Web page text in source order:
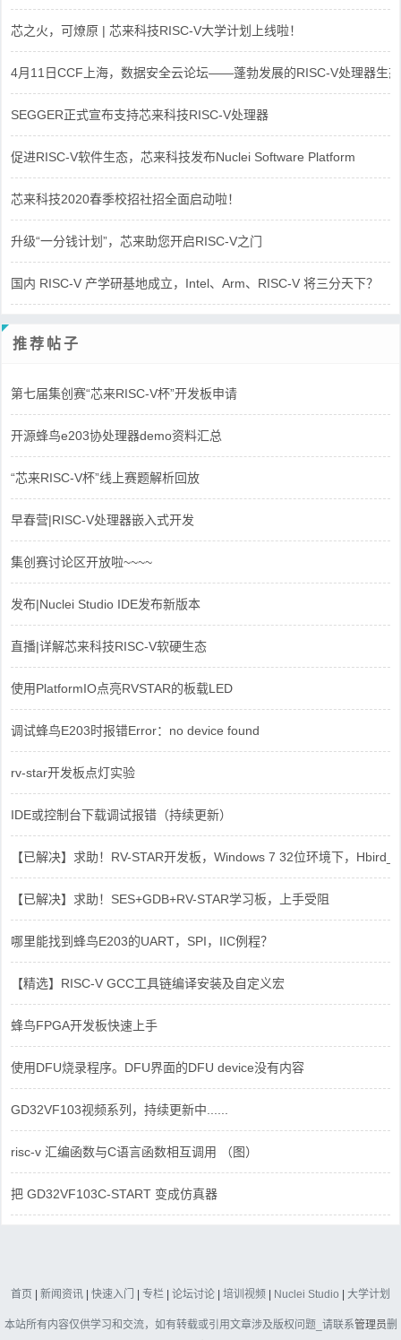
芯之火，可燎原 | 芯来科技RISC-V大学计划上线啦！
4月11日CCF上海，数据安全云论坛——蓬勃发展的RISC-V处理器生态
SEGGER正式宣布支持芯来科技RISC-V处理器
促进RISC-V软件生态，芯来科技发布Nuclei Software Platform
芯来科技2020春季校招社招全面启动啦！
升级“一分钱计划”，芯来助您开启RISC-V之门
国内 RISC-V 产学研基地成立，Intel、Arm、RISC-V 将三分天下？
推荐帖子
第七届集创赛“芯来RISC-V杯”开发板申请
开源蜂鸟e203协处理器demo资料汇总
“芯来RISC-V杯”线上赛题解析回放
早春营|RISC-V处理器嵌入式开发
集创赛讨论区开放啦~~~~
发布|Nuclei Studio IDE发布新版本
直播|详解芯来科技RISC-V软硬生态
使用PlatformIO点亮RVSTAR的板载LED
调试蜂鸟E203时报错Error：no device found
rv-star开发板点灯实验
IDE或控制台下载调试报错（持续更新）
【已解决】求助！RV-STAR开发板，Windows 7 32位环境下，
【已解决】求助！SES+GDB+RV-STAR学习板，上手受阻
哪里能找到蜂鸟E203的UART，SPI，IIC例程？
【精选】RISC-V GCC工具链编译安装及自定义宏
蜂鸟FPGA开发板快速上手
使用DFU烧录程序。DFU界面的DFU device没有内容
GD32VF103视频系列，持续更新中......
risc-v 汇编函数与C语言函数相互调用 （图）
把 GD32VF103C-START 变成仿真器
首页 | 新闻资讯 | 快速入门 | 专栏 | 论坛讨论 | 培训视频 | Nuclei Studio | 大学计划
本站所有内容仅供学习和交流，如有转载或引用文章涉及版权问题_请联系管理员删